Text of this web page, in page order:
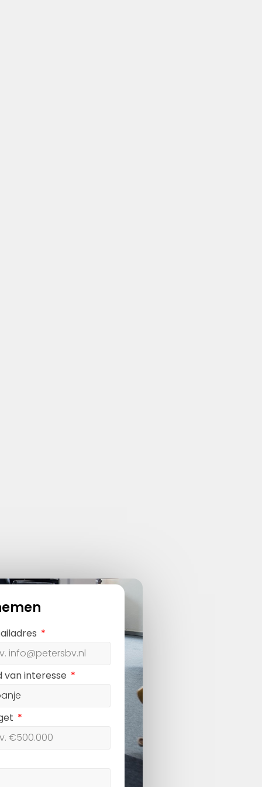
van interesse